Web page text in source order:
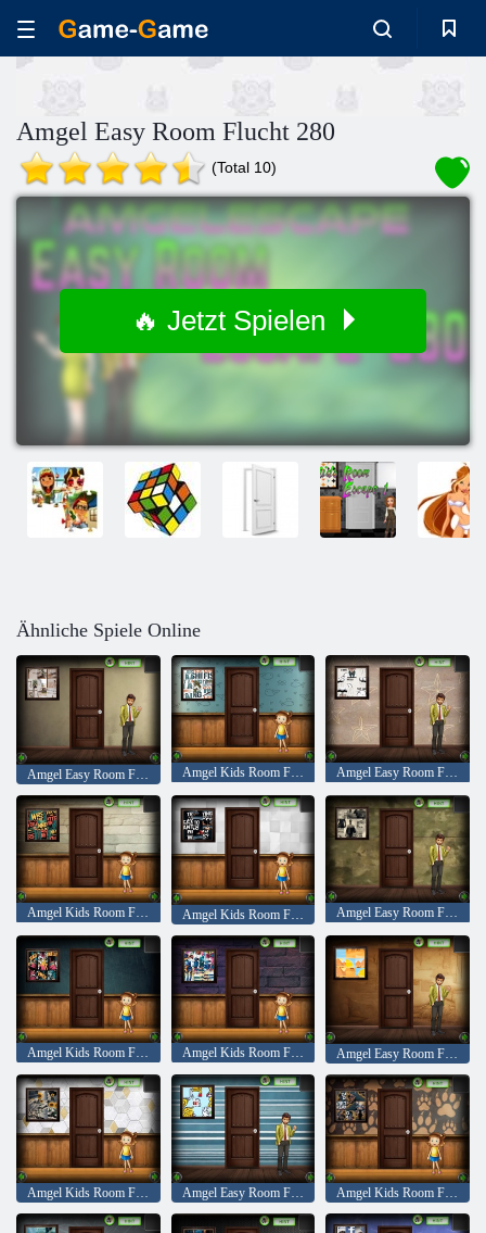
Amgel Easy Room Flucht 280
(Total 10)
🔥 Jetzt Spielen
Ähnliche Spiele Online
Amgel Easy Room Flucht 312 Amgel Kids Room Flucht 337 Amgel Easy Room Flucht 313
Amgel Kids Room Flucht 338 Amgel Kids Room Flucht 339 Amgel Easy Room Flucht 315
Amgel Kids Room Flucht 340 Amgel Kids Room Flucht 341 Amgel Easy Room Flucht 317
Amgel Kids Room Flucht 342 Amgel Easy Room Flucht 318 Amgel Kids Room Flucht 343